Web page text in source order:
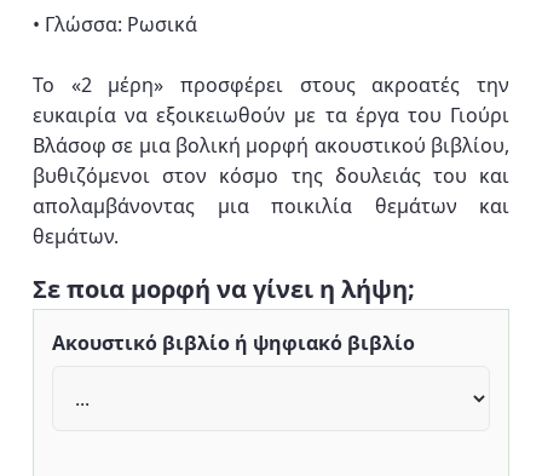
• Γλώσσα: Ρωσικά
Το «2 μέρη» προσφέρει στους ακροατές την
ευκαιρία να εξοικειωθούν με τα έργα του Γιούρι
Βλάσοφ σε μια βολική μορφή ακουστικού βιβλίου,
βυθιζόμενοι στον κόσμο της δουλειάς του και
απολαμβάνοντας μια ποικιλία θεμάτων και
θεμάτων.
Σε ποια μορφή να γίνει η λήψη;
Ακουστικό βιβλίο ή ψηφιακό βιβλίο